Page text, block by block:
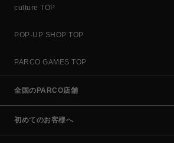
culture TOP
POP-UP SHOP TOP
PARCO GAMES TOP
全国のPARCO店舗
初めてのお客様へ